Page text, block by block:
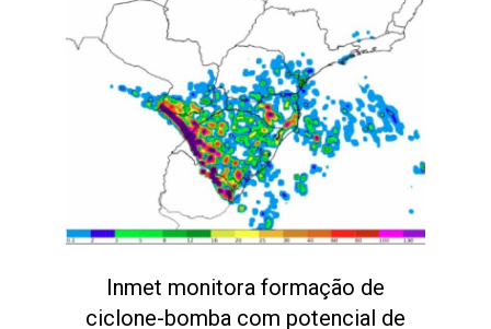
Inmet monitora formação de
ciclone-bomba com potencial de